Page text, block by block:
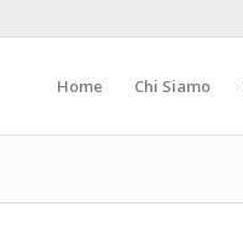
Home Chi Siamo